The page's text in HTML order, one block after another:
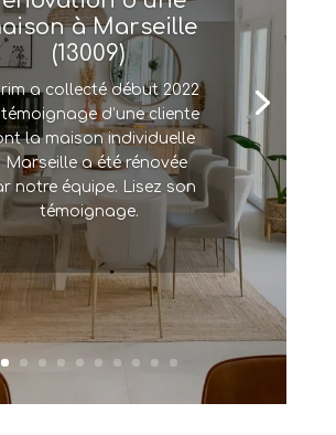
à Marseille
(13009)
a collecté début 2022
témoignage d’une cliente
la maison individuelle
Marseille a été rénovée
notre équipe. Lisez son
témoignage.